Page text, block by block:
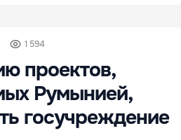
1 594
проектов,
Румынией,
госучреждение